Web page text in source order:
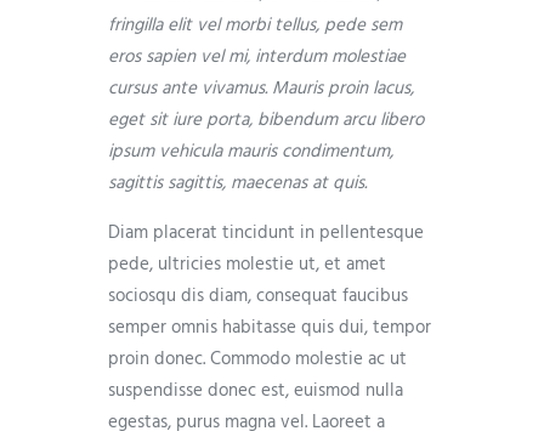
fringilla elit vel morbi tellus, pede sem
eros sapien vel mi, interdum molestiae
cursus ante vivamus. Mauris proin lacus,
eget sit iure porta, bibendum arcu libero
ipsum vehicula mauris condimentum,
sagittis sagittis, maecenas at quis.
Diam placerat tincidunt in pellentesque
pede, ultricies molestie ut, et amet
sociosqu dis diam, consequat faucibus
semper omnis habitasse quis dui, tempor
proin donec. Commodo molestie ac ut
suspendisse donec est, euismod nulla
egestas, purus magna vel. Laoreet a